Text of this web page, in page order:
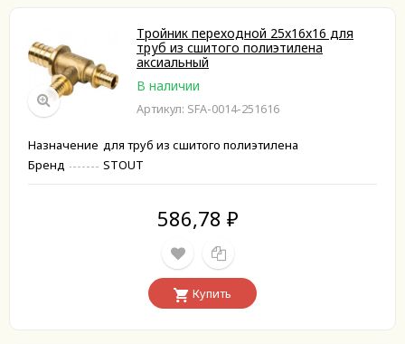
Тройник переходной 25x16x16 для
труб из сшитого полиэтилена
аксиальный
В наличии
Артикул: SFA-0014-251616
Назначение для труб из сшитого полиэтилена
Бренд
STOUT
586,78 ₽
Купить